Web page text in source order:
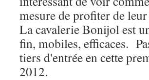
mesure de profiter de
La cavalerie Bonijol est
fin, mobiles, efficaces.
tiers d'entrée en cette
2012.